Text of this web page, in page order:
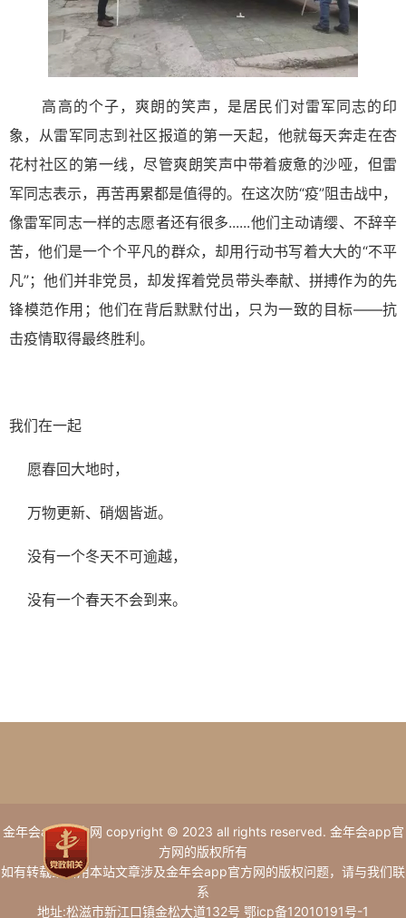
高高的个子，爽朗的笑声，是居民们对雷军同志的印
象，从雷军同志到社区报道的第一天起，他就每天奔走在杏
花村社区的第一线，尽管爽朗笑声中带着疲惫的沙哑，但雷
军同志表示，再苦再累都是值得的。在这次防“疫”阻击战中，
像雷军同志一样的志愿者还有很多......他们主动请缨、不辞辛
苦，他们是一个个平凡的群众，却用行动书写着大大的“不平
凡”；他们并非党员，却发挥着党员带头奉献、拼搏作为的先
锋模范作用；他们在背后默默付出，只为一致的目标——抗
击疫情取得最终胜利。
我们在一起
愿春回大地时，
万物更新、硝烟皆逝。
没有一个冬天不可逾越，
没有一个春天不会到来。
金年会app官方网 copyright © 2023 all rights reserved. 金年会app官
方网的版权所有
如有转载或引用本站文章涉及金年会app官方网的版权问题，请与我们联
系
地址:松滋市新江口镇金松大道132号 鄂icp备12010191号-1